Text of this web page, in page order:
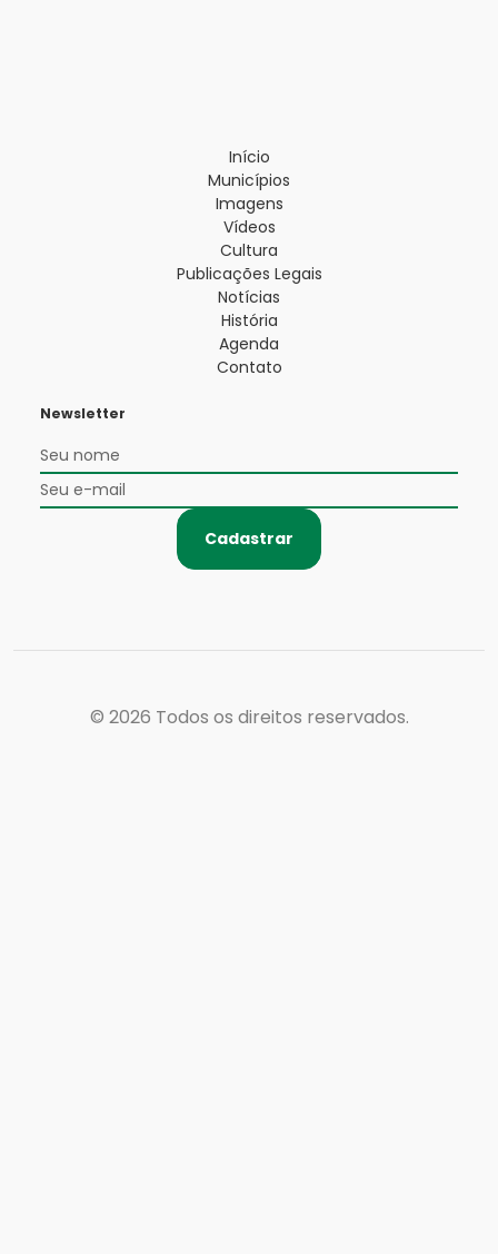
Início
Municípios
Imagens
Vídeos
Cultura
Publicações Legais
Notícias
História
Agenda
Contato
Newsletter
Cadastrar
© 2026 Todos os direitos reservados.